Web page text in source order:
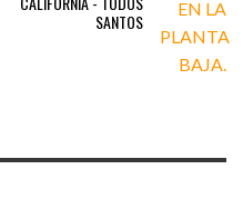
SANTOS